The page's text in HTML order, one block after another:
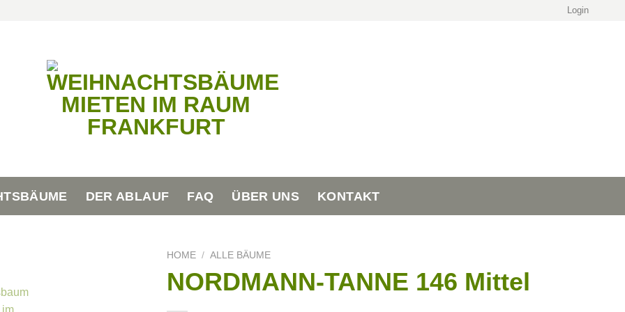
Login
DER ABLAUF FAQ ÜBER UNS KONTAKT
HOME / ALLE BÄUME
NORDMANN-TANNE 146 Mittel